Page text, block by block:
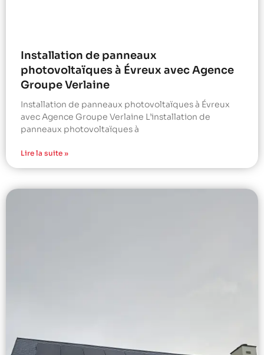
Installation de panneaux
photovoltaïques à Évreux avec Agence
Groupe Verlaine
Installation de panneaux photovoltaïques à Évreux
avec Agence Groupe Verlaine L’installation de
panneaux photovoltaïques à
Lire la suite »